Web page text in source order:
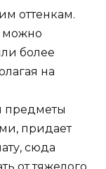
оттенкам.
можно
более
на
предметы
придает
сюда